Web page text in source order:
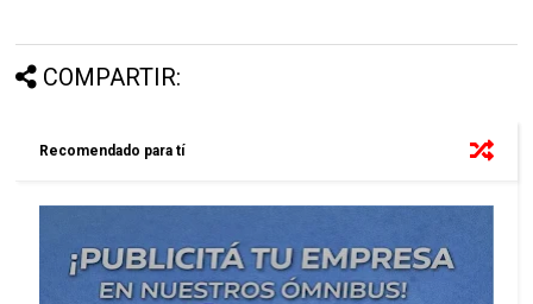
COMPARTIR:
Recomendado para tí